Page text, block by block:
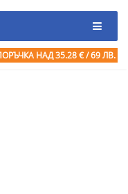
НАД 35.28 € / 69 ЛВ.